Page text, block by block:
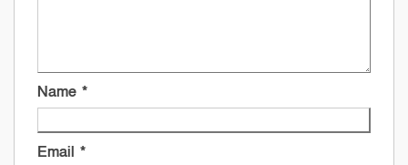
Name *
Email *